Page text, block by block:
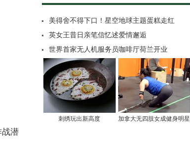
战潜
美得舍不得下口！星空地球主题蛋糕走红
英女王昔日亲笔信忆述爱情邂逅
世界首家无人机服务员咖啡厅荷兰开业
刺绣玩出新高度 加拿大无四肢女成健身明星